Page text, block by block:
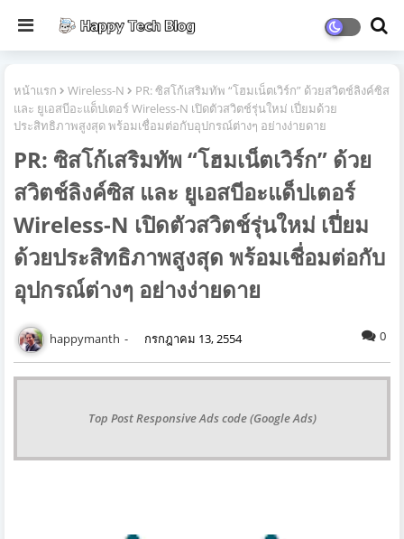
หน้าแรก Wireless-N
PR: ซิสโก้เสริมทัพ “โฮมเน็ตเวิร์ก” ด้วยสวิตช์ลิงค์ซิส
และ ยูเอสบีอะแด็ปเตอร์ Wireless-N เปิดตัวสวิตช์รุ่นใหม่ เปี่ยมด้วย
ประสิทธิภาพสูงสุด พร้อมเชื่อมต่อกับอุปกรณ์ต่างๆ อย่างง่ายดาย
PR: ซิสโก้เสริมทัพ “โฮมเน็ตเวิร์ก” ด้วย
สวิตช์ลิงค์ซิส และ ยูเอสบีอะแด็ปเตอร์
Wireless-N เปิดตัวสวิตช์รุ่นใหม่ เปี่ยม
ด้วยประสิทธิภาพสูงสุด พร้อมเชื่อมต่อกับ
อุปกรณ์ต่างๆ อย่างง่ายดาย
happymanth กรกฎาคม 13, 2554 0
Top Post Responsive Ads code (Google Ads)